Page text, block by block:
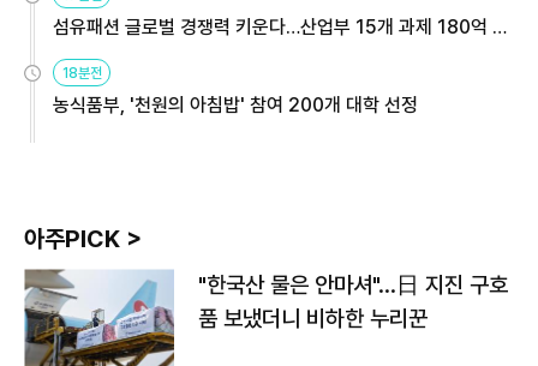
섬유패션 글로벌 경쟁력 키운다…산업부 15개 과제 180억 지
원
18분전
농식품부, '천원의 아침밥' 참여 200개 대학 선정
아주PICK >
"한국산 물은 안마셔"…日 지진 구호
품 보냈더니 비하한 누리꾼